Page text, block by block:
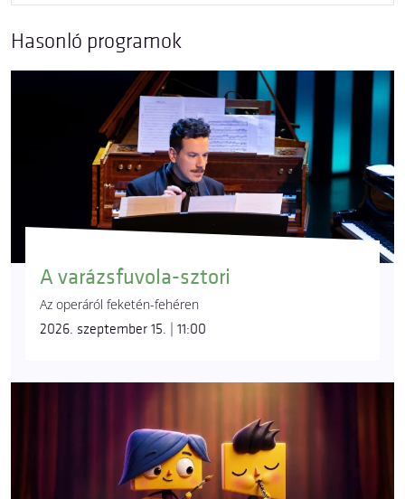
Hasonló programok
A varázsfuvola-sztori
Az operáról feketén-fehéren
2026. szeptember 15. | 11:00